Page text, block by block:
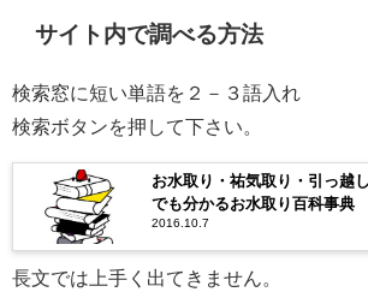
サイト内で調べる方法
検索窓に短い単語を２－３語入れ
検索ボタンを押して下さい。
お水取り・祐気取り・引っ越
でも分かるお水取り百科事典
2016.10.7
長文では上手く出てきません。